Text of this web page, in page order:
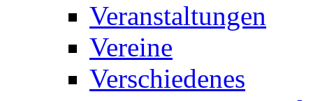
Veranstaltungen
Vereine
Verschiedenes